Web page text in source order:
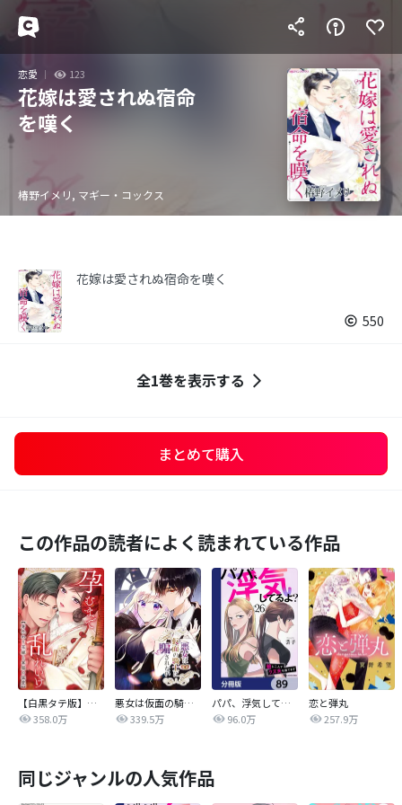
恋愛 123
花嫁は愛されぬ宿命
を嘆く
椿野イメリ, マギー・コックス
花嫁は愛されぬ宿命を嘆く
550
全1巻を表示する
まとめて購入
この作品の読者によく読まれている作品
【白黒タテ版】孕むまで乱れいけ～身代わり花嫁と軍服の猛愛
358.0万
悪女は仮面の騎士に騙されない
339.5万
パパ、浮気してるよ？娘と二人でクズ夫を捨てます【分冊版】
96.0万
恋と弾丸
257.9万
同じジャンルの人気作品